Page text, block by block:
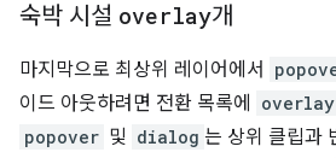
숙박 시설 overlay개
마지막으로 최상위 레이어에서
이드 아웃하려면 전환 목록에
overlay
popover 및 dialog 는 상위 클립과